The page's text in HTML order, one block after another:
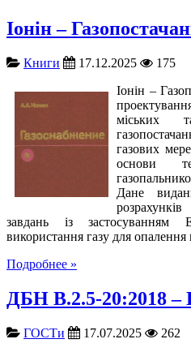
Іонін –
Книги 17.12.2025
175
Іонін –
міських
газових
основи
Дане
завдань із
використання газу для опалення
Подробнее »
ДБН В.2.5-20:2018 –
ГОСТи 17.07.2025
262